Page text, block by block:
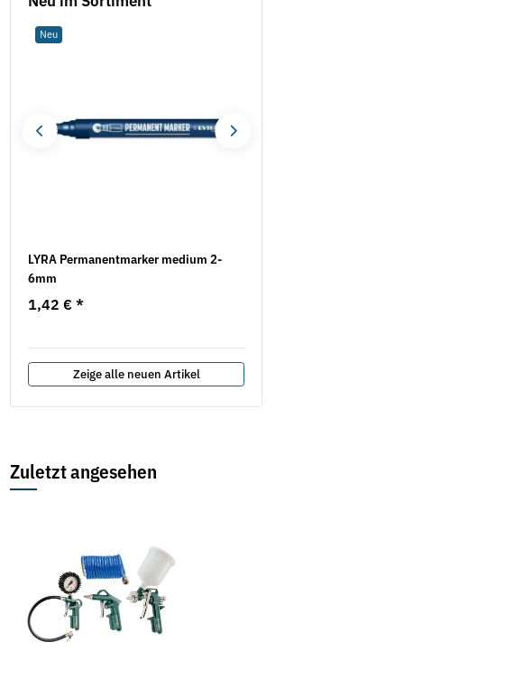
Neu
LYRA Permanentmarker medium 2-
6mm
1,42 € *
Zeige alle neuen Artikel
Zuletzt angesehen